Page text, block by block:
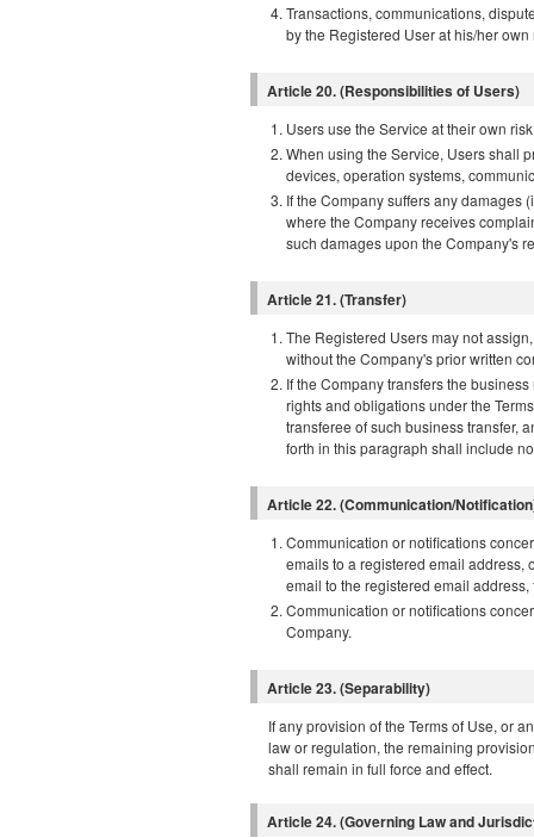
Transactions, communications,
by the Registered User at his/her
Article 20. (Responsibilities of Users)
Users use the Service at their own
When using the Service, Users shall
devices, operation systems,
If the Company suffers any damages
where the Company receives
such damages upon the Company's
Article 21. (Transfer)
The Registered Users may not
without the Company's prior written
If the Company transfers the
rights and obligations under the
transferee of such business transfer,
forth in this paragraph shall include
Article 22. (Communication/
Communication or notifications
emails to a registered email address,
email to the registered email
Communication or notifications
Company.
Article 23. (Separability)
If any provision of the Terms of Use, or
law or regulation, the remaining
shall remain in full force and effect.
Article 24. (Governing Law and